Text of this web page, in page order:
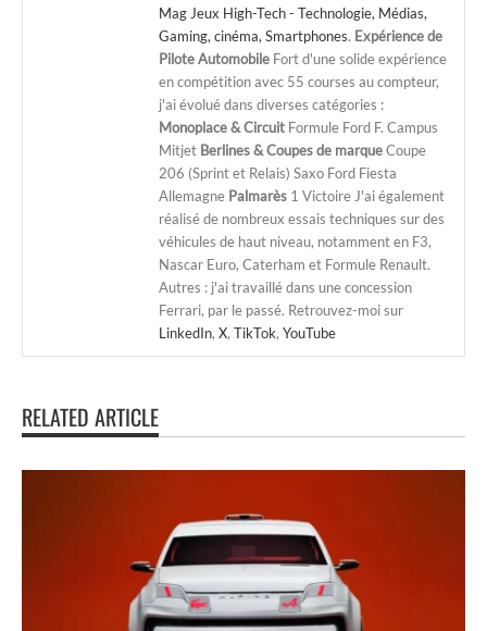
Mag Jeux High-Tech - Technologie, Médias,
Gaming, cinéma, Smartphones. Expérience de
Pilote Automobile Fort d'une solide expérience
en compétition avec 55 courses au compteur,
j'ai évolué dans diverses catégories :
Monoplace & Circuit Formule Ford F. Campus
Mitjet Berlines & Coupes de marqueCoupe
206 (Sprint et Relais) Saxo Ford Fiesta
Allemagne Palmarès 1 Victoire J'ai également
réalisé de nombreux essais techniques sur des
véhicules de haut niveau, notamment en F3,
Nascar Euro, Caterham et Formule Renault.
Autres : j'ai travaillé dans une concession
Ferrari, par le passé. Retrouvez-moi sur
LinkedIn, X, TikTok, YouTube
RELATED ARTICLE